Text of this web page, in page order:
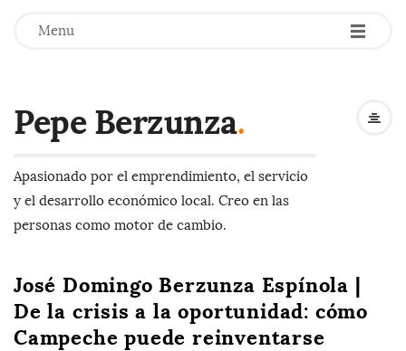
Menu -
-
-
Pepe Berzunza.
Apasionado por el emprendimiento, el servicio
y el desarrollo económico local. Creo en las
personas como motor de cambio.
José Domingo Berzunza Espínola |
De la crisis a la oportunidad: cómo
Campeche puede reinventarse